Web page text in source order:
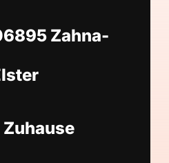
Zahna-
Zuhause